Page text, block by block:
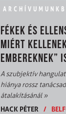
FÉKEK ÉS
MIÉRT
EMBEREKNEK”
A szubjektív
hiánya rossz
átalakításánál»
HACK PÉTER
/